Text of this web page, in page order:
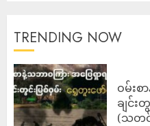
TRENDING NOW
ဝမ်းစ
ချင်း
(သတင်